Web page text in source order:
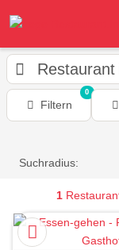
Restaurant
Filtern
0
Suchradius:
1